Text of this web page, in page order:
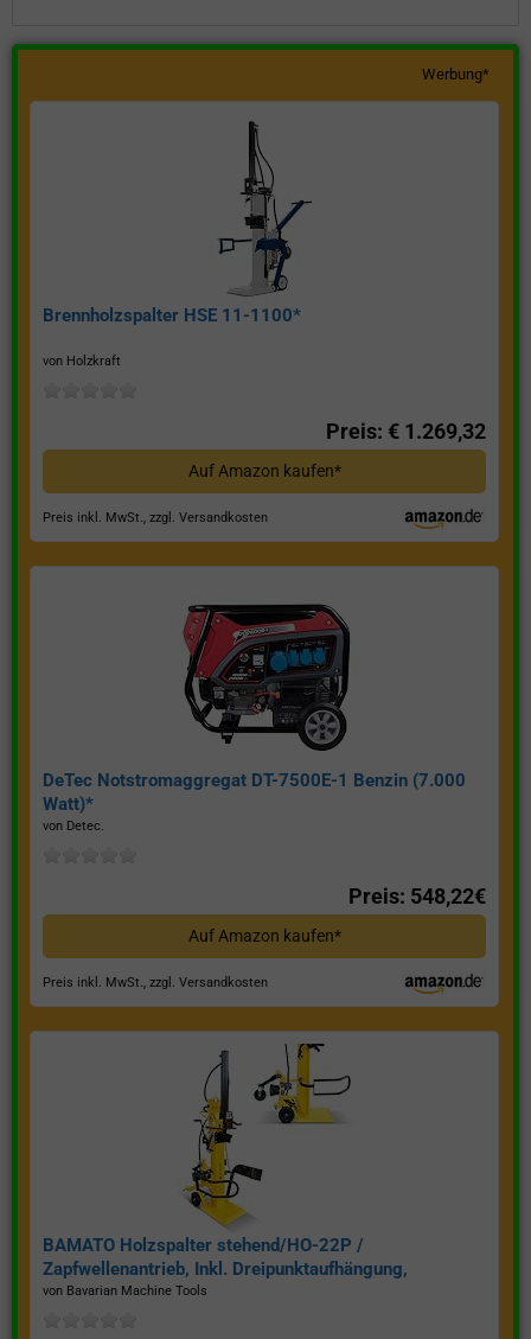
Werbung*
Brennholzspalter HSE 11-1100*
von Holzkraft
Preis: € 1.269,32
Auf Amazon kaufen*
Preis inkl. MwSt., zzgl. Versandkosten
DeTec Notstromaggregat DT-7500E-1 Benzin (7.000
Watt)*
von Detec.
Preis: 548,22€
Auf Amazon kaufen*
Preis inkl. MwSt., zzgl. Versandkosten
BAMATO Holzspalter stehend/HO-22P /
Zapfwellenantrieb, Inkl. Dreipunktaufhängung,
Spaltkraft 22 Tonnen*
von Bavarian Machine Tools